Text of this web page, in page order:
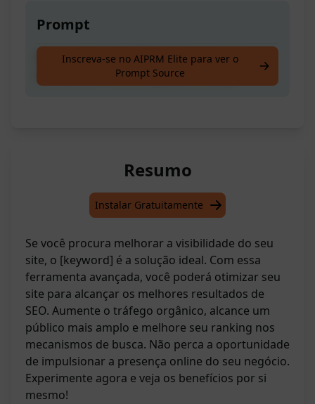
Prompt
Obtenha ajuda profissional para otimizar o
seu site com foco em [palavra-chave]
Inscreva-se no AIPRM Elite para ver o
Prompt Source
Resumo
Instalar Gratuitamente
Se você procura melhorar a visibilidade do seu
site, o [keyword] é a solução ideal. Com essa
ferramenta avançada, você poderá otimizar seu
site para alcançar os melhores resultados de
SEO. Aumente o tráfego orgânico, alcance um
público mais amplo e melhore seu ranking nos
mecanismos de busca. Não perca a oportunidade
de impulsionar a presença online do seu negócio.
Experimente agora e veja os benefícios por si
mesmo!